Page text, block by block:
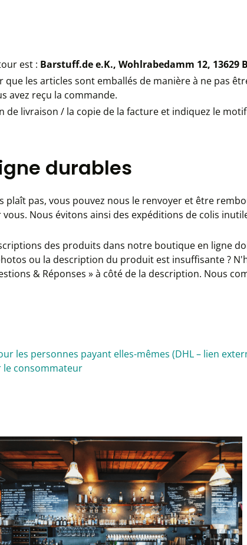
est : Barstuff.de e.K., Wohlrabedamm 12, 13629
que les articles sont emballés de manière à ne pas
avez reçu la commande.
de livraison / la copie de la facture et indiquez le
durables
plaît pas, vous pouvez nous le renvoyer et être
Nous évitons ainsi des expéditions de colis
des produits dans notre boutique en ligne
ou la description du produit est insuffisante ?
& Réponses » à côté de la description. Nous
les personnes payant elles-mêmes (DHL – lien
consommateur